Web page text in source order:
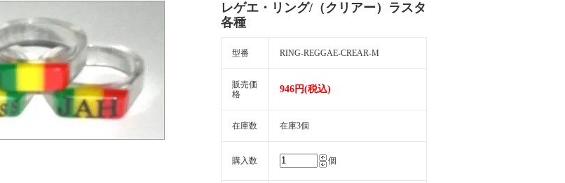
レゲエ・リング/（クリアー）ラスタ
各種
型番 RING-REGGAE-CREAR-M
販売価
格
946円(税込)
在庫数 在庫3個
購入数 個